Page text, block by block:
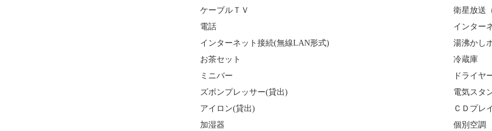
ケーブルＴＶ
衛星放送
電話
インター
インターネット接続(無線LAN形式)
湯沸かし
お茶セット
冷蔵庫
ミニバー
ドライヤ
ズボンプレッサー(貸出)
電気スタ
アイロン(貸出)
ＣＤプレ
加湿器
個別空調